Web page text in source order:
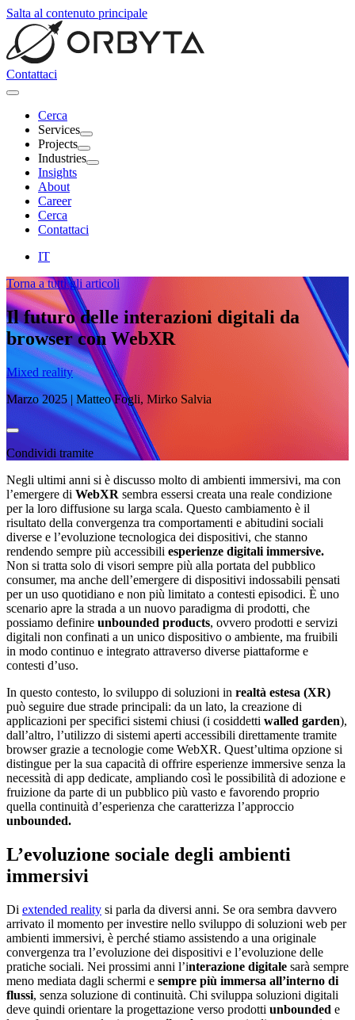
Salta al contenuto principale
Contattaci
Cerca
Services
Projects
Industries
Insights
About
Career
Cerca
Contattaci
IT
Torna a tutti gli articoli
Il futuro delle interazioni digitali da
browser con WebXR
Mixed reality
Marzo 2025 | Matteo Fogli, Mirko Salvia
Condividi tramite
Negli ultimi anni si è discusso molto di ambienti immersivi, ma con
l’emergere di WebXR sembra essersi creata una reale condizione
per la loro diffusione su larga scala. Questo cambiamento è il
risultato della convergenza tra comportamenti e abitudini sociali
diverse e l’evoluzione tecnologica dei dispositivi, che stanno
rendendo sempre più accessibili esperienze digitali immersive.
Non si tratta solo di visori sempre più alla portata del pubblico
consumer, ma anche dell’emergere di dispositivi indossabili pensati
per un uso quotidiano e non più limitato a contesti episodici. È uno
scenario apre la strada a un nuovo paradigma di prodotti, che
possiamo definire unbounded products, ovvero prodotti e servizi
digitali non confinati a un unico dispositivo o ambiente, ma fruibili
in modo continuo e integrato attraverso diverse piattaforme e
contesti d’uso.
In questo contesto, lo sviluppo di soluzioni in realtà estesa (XR)
può seguire due strade principali: da un lato, la creazione di
applicazioni per specifici sistemi chiusi (i cosiddetti walled garden),
dall’altro, l’utilizzo di sistemi aperti accessibili direttamente tramite
browser grazie a tecnologie come WebXR. Quest’ultima opzione si
distingue per la sua capacità di offrire esperienze immersive senza la
necessità di app dedicate, ampliando così le possibilità di adozione e
fruizione da parte di un pubblico più vasto e favorendo proprio
quella continuità d’esperienza che caratterizza l’approccio
unbounded.
L’evoluzione sociale degli ambienti
immersivi
Di extended reality si parla da diversi anni. Se ora sembra davvero
arrivato il momento per investire nello sviluppo di soluzioni web per
ambienti immersivi, è perché stiamo assistendo a una originale
convergenza tra l’evoluzione dei dispositivi e l’evoluzione delle
pratiche sociali. Nei prossimi anni l’interazione digitale sarà sempre
meno mediata dagli schermi e sempre più immersa all’interno di
flussi, senza soluzione di continuità. Chi sviluppa soluzioni digitali
deve quindi orientare la progettazione verso prodotti unbounded e